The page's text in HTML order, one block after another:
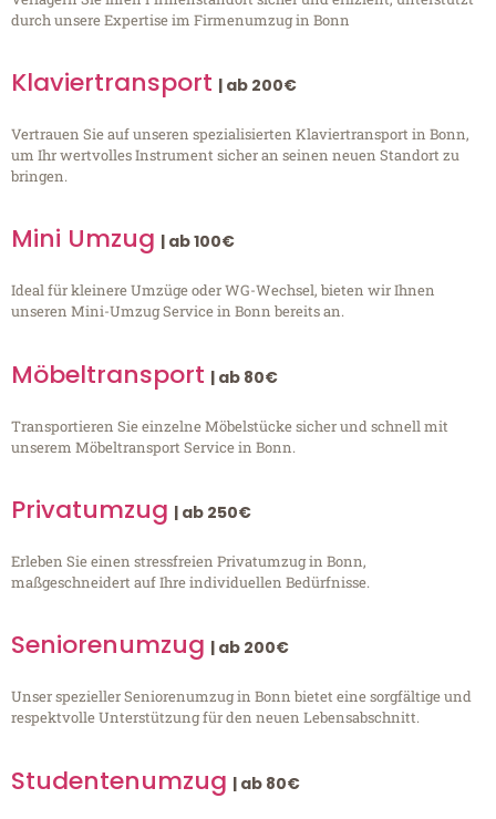
durch unsere Expertise im Firmenumzug in Bonn
Klaviertransport | ab 200€
Vertrauen Sie auf unseren spezialisierten Klaviertransport in Bonn,
um Ihr wertvolles Instrument sicher an seinen neuen Standort zu
bringen.
Mini Umzug | ab 100€
Ideal für kleinere Umzüge oder WG-Wechsel, bieten wir Ihnen
unseren Mini-Umzug Service in Bonn bereits an.
Möbeltransport | ab 80€
Transportieren Sie einzelne Möbelstücke sicher und schnell mit
unserem Möbeltransport Service in Bonn.
Privatumzug | ab 250€
Erleben Sie einen stressfreien Privatumzug in Bonn,
maßgeschneidert auf Ihre individuellen Bedürfnisse.
Seniorenumzug | ab 200€
Unser spezieller Seniorenumzug in Bonn bietet eine sorgfältige und
respektvolle Unterstützung für den neuen Lebensabschnitt.
Studentenumzug | ab 80€